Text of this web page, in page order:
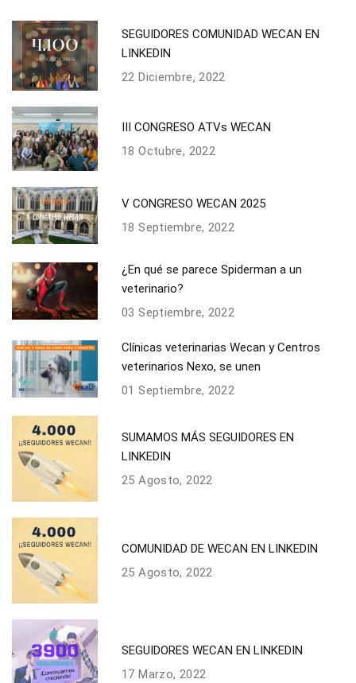
SEGUIDORES COMUNIDAD WECAN EN
LINKEDIN
22 Diciembre, 2022
III CONGRESO ATVs WECAN
18 Octubre, 2022
V CONGRESO WECAN 2025
18 Septiembre, 2022
¿En qué se parece Spiderman a un
veterinario?
03 Septiembre, 2022
Clínicas veterinarias Wecan y Centros
veterinarios Nexo, se unen
01 Septiembre, 2022
SUMAMOS MÁS SEGUIDORES EN
LINKEDIN
25 Agosto, 2022
COMUNIDAD DE WECAN EN LINKEDIN
25 Agosto, 2022
SEGUIDORES WECAN EN LINKEDIN
17 Marzo, 2022